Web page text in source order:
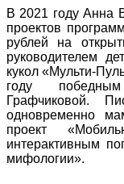
В 2021 году Анна
проектов
рублей на
руководителем
кукол «Мульти-
году
Графчиковой.
одновременно
проект
интерактивным
мифологии».